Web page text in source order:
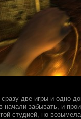
две игры и одно
начали забывать, и
студией, но